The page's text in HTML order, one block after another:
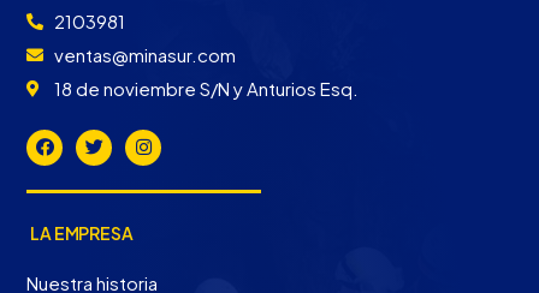
2103981
ventas@minasur.com
18 de noviembre S/N y Anturios Esq.
LA EMPRESA
Nuestra historia